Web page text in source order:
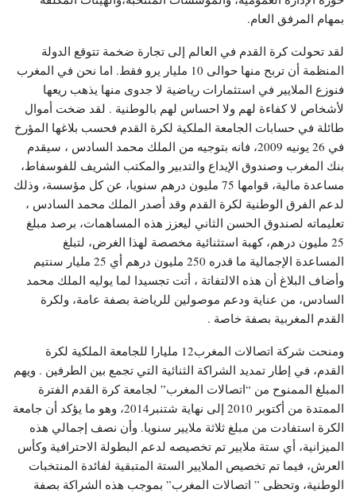
بمهام المرفق العام.
لقد تحولت كرة القدم في العالم إلى تجارة ضخمة تتوقع الدولة
المنظمة أن تربح منها حوالى 10 مليار يرو فقط. اما نحن في المغرب
فنوزع الملايير في استثمارات رياضية لا جدوى منها يذهب ريعها
لأشخاص لا كفاءة لهم ولا احساس لهم بالوطنية . لقد ضخت أموال
طائلة في حسابات الجامعة الملكية لكرة القدم فحسب بلاغها المؤرخ
في 26 يونيه 2009، فانه بتوجيه من الملك محمد السادس ، سيقدم
بنك المغرب وصندوق الإيداع والتدبير والمكتب الشريف للفوسفاط،
مساعدة مالية، قوامها 75 مليون درهم سنويا، عن كل مؤسسة، وذلك
لدعم الفرق الوطنية لكرة القدم وقد أصدر الملك محمد السادس ،
تعليماته لصندوق الحسن الثاني ليعزز هذه المساهمات، برصد مبلغ
25 مليون درهم، كهبة استثنائية مخصصة لهذا الغرض، لتبلغ
المساعدة الإجمالية ما قدره 250 مليون درهم أي 25 مليار سنتيم
وأضاف البلاغ أن هذه الالتفاتة ، أتت تجسيدا لما يوليه الملك محمد
السادس، من عناية ودعم موصولين للرياضة بصفة عامة، ولكرة
القدم المغربية بصفة خاصة .
ومنحت شركة اتصالات المغرب12 مليارا للجامعة الملكية لكرة
القدم، في إطار تمديد الشراكة الثنائية التي تجمع بين الطرفين . ويهم
المبلغ الممنوح من “اتصالات المغرب” لجامعة كرة القدم الفترة
الممتدة من أكتوبر 2010 إلى نهاية شتنبر2014، وهو ما يؤكد أن جامعة
الكرة استفادت من مبلغ ثلاثة ملايير سنويا. وأن نصف إجمالي هذه
الميزانية، أي ستة ملايير تم تخصيصه لدعم البطولة الاحترافية وكأس
العرش، فيما تم تخصيص الملايير الستة المتبقية لفائدة المنتخبات
الوطنية، وتحظى ” اتصالات المغرب” بموجب هذه الشراكة بصفة